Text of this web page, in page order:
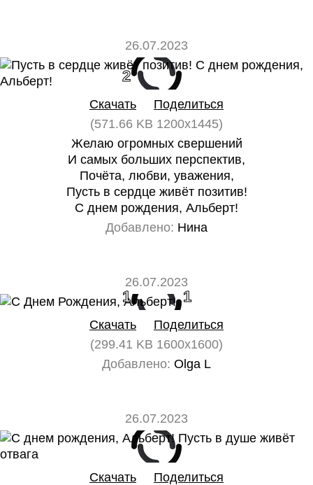
26.07.2023
2
Скачать
Поделиться
(571.66 KB 1200x1445)
Желаю огромных свершений
И самых больших перспектив,
Почёта, любви, уважения,
Пусть в сердце живёт позитив!
С днем рождения, Альберт!
Добавлено: Нина
26.07.2023
1 1
Скачать
Поделиться
(299.41 KB 1600x1600)
Добавлено: Olga L
26.07.2023
0
Скачать
Поделиться